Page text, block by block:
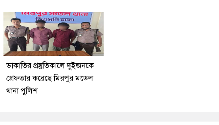
ডাকাতির প্রস্তুতিকালে দুইজনকে
গ্রেফতার করেছে মিরপুর মডেল
থানা পুলিশ